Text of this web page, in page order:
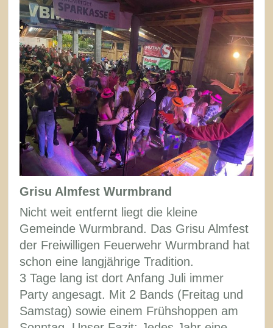
Grisu Almfest Wurmbrand
Nicht weit entfernt liegt die kleine
Gemeinde Wurmbrand. Das Grisu Almfest
der Freiwilligen Feuerwehr Wurmbrand hat
schon eine langjährige Tradition.
3 Tage lang ist dort Anfang Juli immer
Party angesagt. Mit 2 Bands (Freitag und
Samstag) sowie einem Frühshoppen am